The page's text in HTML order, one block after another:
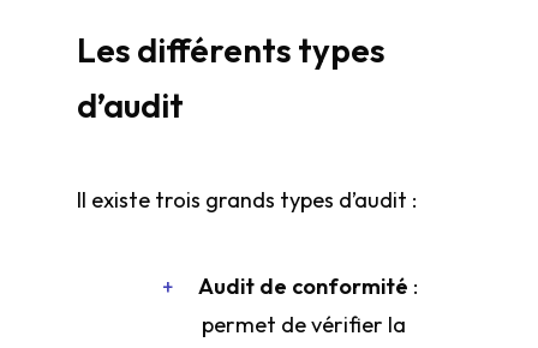
Les différents types
d’audit
Il existe trois grands types d’audit :
Audit de conformité :
permet de vérifier la